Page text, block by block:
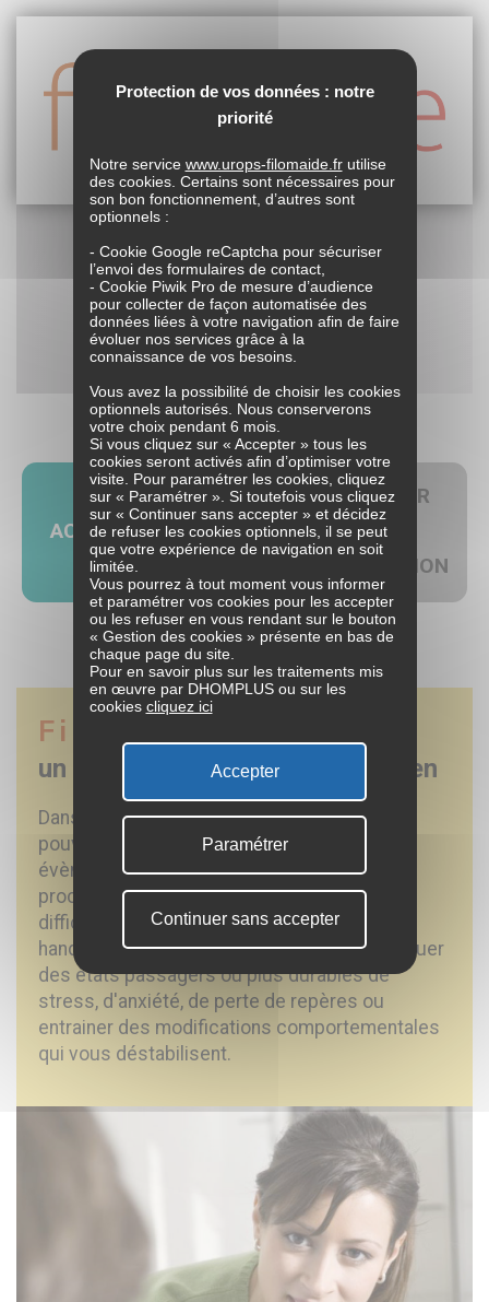
ACCUEIL
ÊTRE
APPELÉ(E)
POSER
UNE
QUESTION
Filom
un accompagnement au quotidien
Dans le cadre de votre vie quotidienne, vous
pouvez être amené(e) à rencontrer des
évènements qui vous impactent : perte d'un
proche, évènement traumatique, accident,
difficultés familiales, séparation, maladie,
handicap... Ces événements peuvent provoquer
des états passagers ou plus durables de
stress, d'anxiété, de perte de repères ou
entrainer des modifications comportementales
qui vous déstabilisent.
Protection de vos données : notre
priorité
Notre service www.urops-filomaide.frutilise
des cookies. Certains sont nécessaires pour
son bon fonctionnement, d’autres sont
optionnels :
- Cookie Google reCaptcha pour sécuriser
l’envoi des formulaires de contact,
- Cookie Piwik Pro de mesure d’audience
pour collecter de façon automatisée des
données liées à votre navigation afin de faire
évoluer nos services grâce à la
connaissance de vos besoins.
Vous avez la possibilité de choisir les cookies
optionnels autorisés. Nous conserverons
votre choix pendant 6 mois.
Si vous cliquez sur « Accepter » tous les
cookies seront activés afin d’optimiser votre
visite. Pour paramétrer les cookies, cliquez
sur « Paramétrer ». Si toutefois vous cliquez
sur « Continuer sans accepter » et décidez
de refuser les cookies optionnels, il se peut
que votre expérience de navigation en soit
limitée.
Vous pourrez à tout moment vous informer
et paramétrer vos cookies pour les accepter
ou les refuser en vous rendant sur le bouton
« Gestion des cookies » présente en bas de
chaque page du site.
Pour en savoir plus sur les traitements mis
en œuvre par DHOMPLUS ou sur les
cookies cliquez ici
Accepter
Continuer sans accepter
Paramétrer